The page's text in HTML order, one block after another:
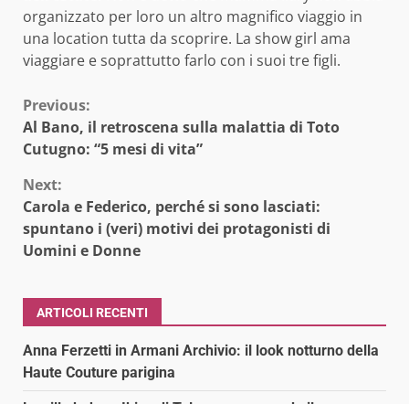
organizzato per loro un altro magnifico viaggio in
una location tutta da scoprire. La show girl ama
viaggiare e soprattutto farlo con i suoi tre figli.
Continue
Reading
Previous:
Al Bano, il retroscena sulla malattia di Toto
Cutugno: “5 mesi di vita”
Next:
Carola e Federico, perché si sono lasciati:
spuntano i (veri) motivi dei protagonisti di
Uomini e Donne
ARTICOLI RECENTI
Anna Ferzetti in Armani Archivio: il look notturno della
Haute Couture parigina